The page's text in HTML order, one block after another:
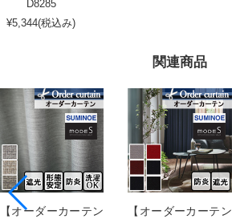
関連商品
【オーダーカーテン
【オーダーカーテン
D8285
¥5,344(税込み)